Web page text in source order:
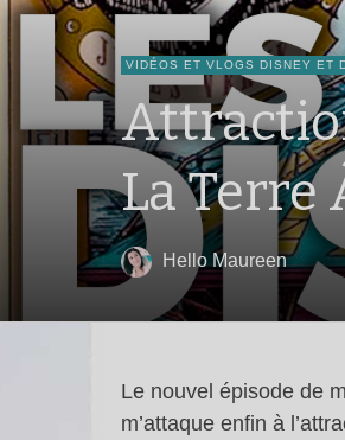
VIDÉOS ET VLOGS DISNEY ET
La Terre
Hello Maureen
Le nouvel épisode de
m’attaque enfin à